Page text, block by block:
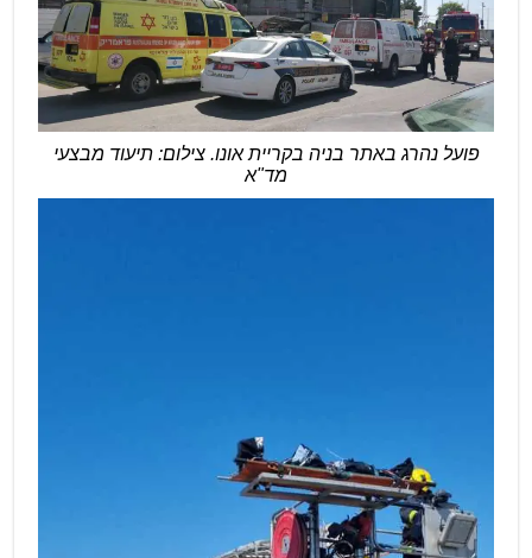
פועל נהרג באתר בניה בקריית אונו. צילום: תיעוד מבצעי
מד"א